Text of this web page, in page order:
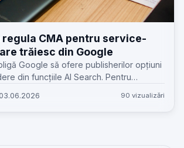
regula CMA pentru service-
trăiesc din Google
Google să ofere publisherilor opțiuni
din funcțiile AI Search. Pentru
03.06.2026 90 vizualizări